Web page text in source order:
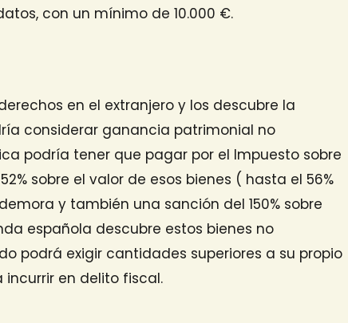
con un mínimo de 10.000 €.
en el extranjero y los descubre la
considerar ganancia patrimonial no
podría tener que pagar por el Impuesto sobre
sobre el valor de esos bienes ( hasta el 56%
y también una sanción del 150% sobre
española descubre estos bienes no
podrá exigir cantidades superiores a su propio
incurrir en delito fiscal.